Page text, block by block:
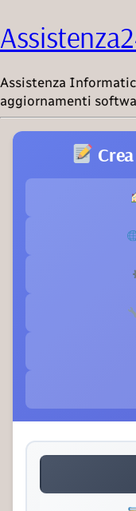
Assistenza
aggiornamenti